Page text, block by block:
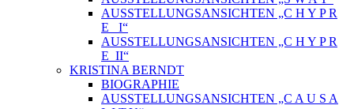
AUSSTELLUNGSANSICHTEN „C H Y P R
E_ I“
AUSSTELLUNGSANSICHTEN „C H Y P R
E_II“
KRISTINA BERNDT
BIOGRAPHIE
AUSSTELLUNGSANSICHTEN „C A U S A